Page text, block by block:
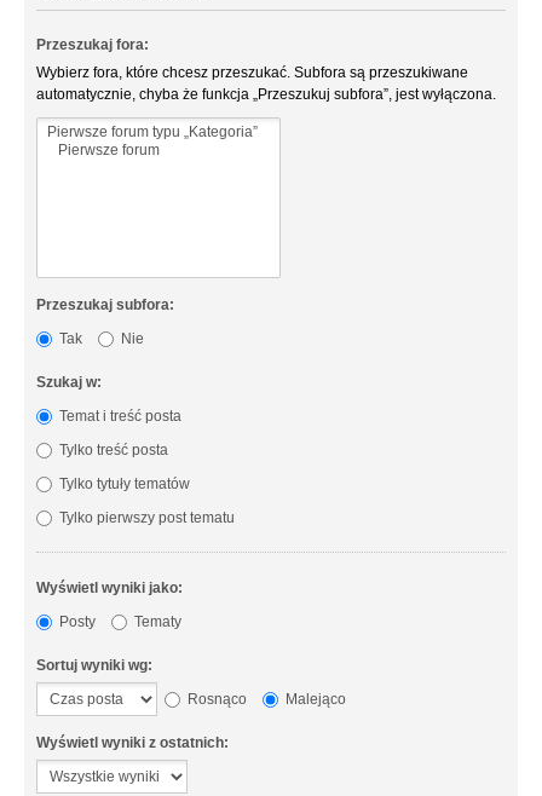
Przeszukaj fora:
Wybierz fora, które chcesz przeszukać. Subfora są przeszukiwane
automatycznie, chyba że funkcja „Przeszukuj subfora”, jest wyłączona.
Przeszukaj subfora:
Tak
Nie
Szukaj w:
Temat i treść posta
Tylko treść posta
Tylko tytuły tematów
Tylko pierwszy post tematu
Wyświetl wyniki jako:
Posty
Tematy
Sortuj wyniki wg:
Rosnąco
Malejąco
Wyświetl wyniki z ostatnich: